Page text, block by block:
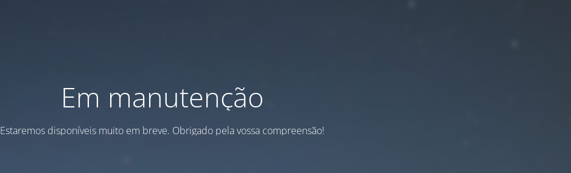
Em manutenção
Estaremos disponíveis muito em breve. Obrigado pela vossa compreensão!